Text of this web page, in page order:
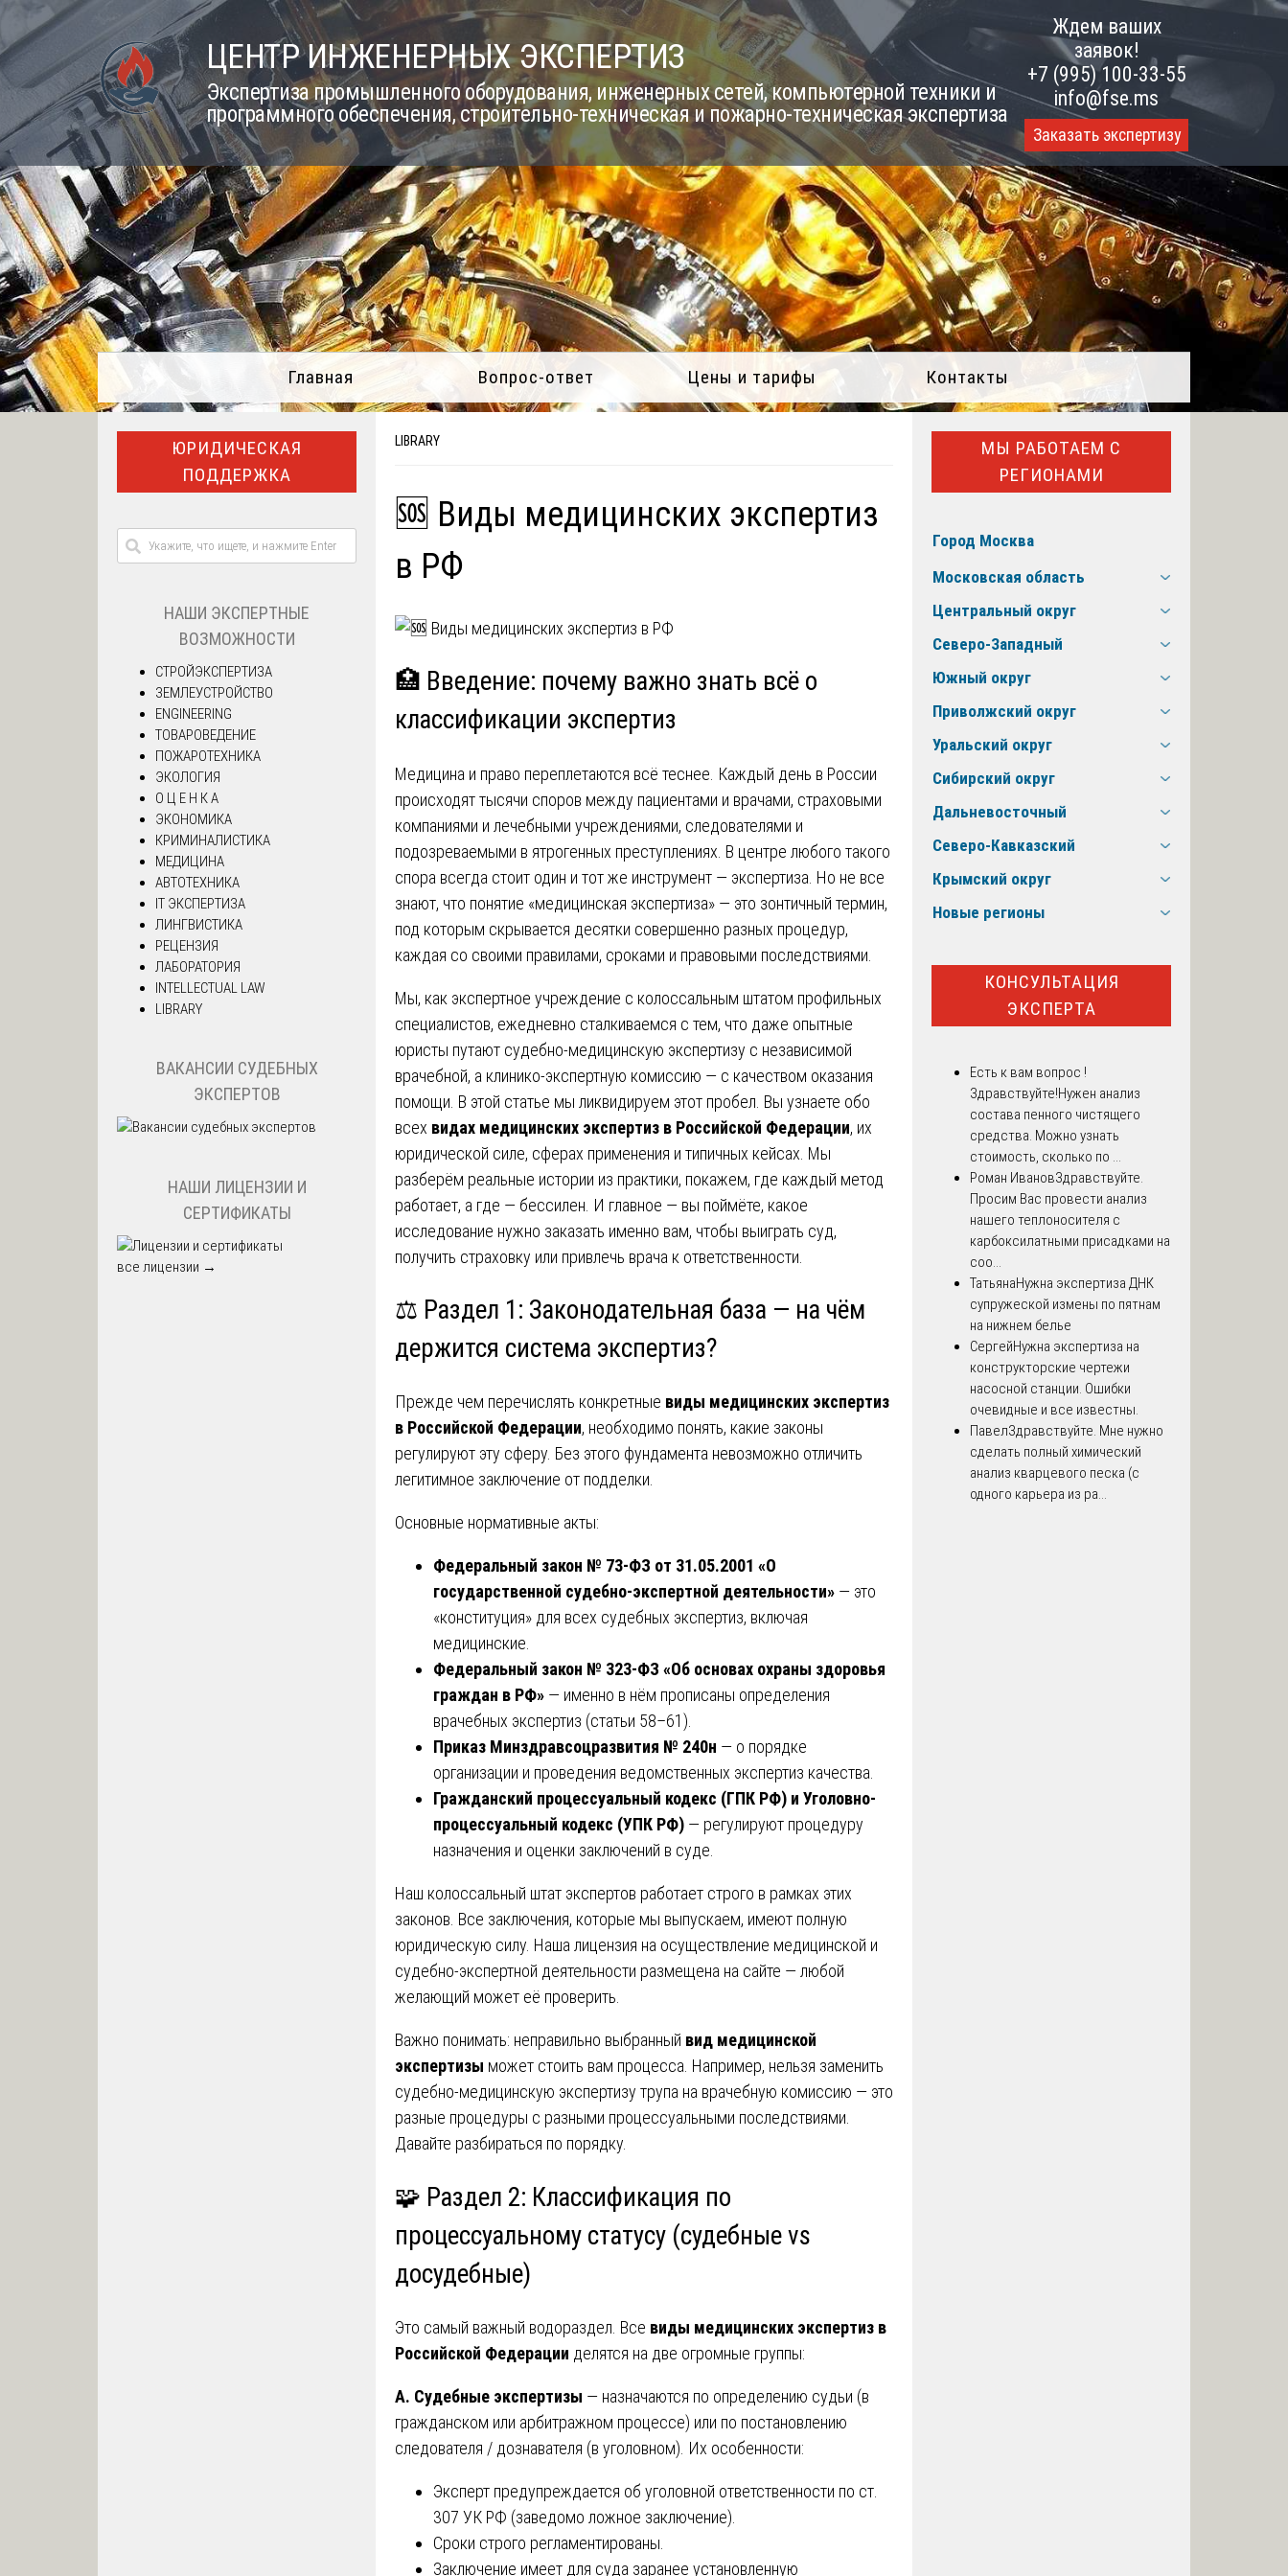
Skip
to
content
ЦЕНТР ИНЖЕНЕРНЫХ ЭКСПЕРТИЗ
Экспертиза промышленного оборудования, инженерных сетей, компьютерной техники и
программного обеспечения, строительно-техническая и пожарно-техническая экспертиза
Ждем ваших
заявок!
+7 (995) 100-33-55
info@fse.ms
Заказать экспертизу
Главная Вопрос-ответ Цены и тарифы Контакты
LIBRARY
🆘 Виды медицинских экспертиз
в РФ
🏥 Введение: почему важно знать всё о
классификации экспертиз
Медицина и право переплетаются всё теснее. Каждый день в России
происходят тысячи споров между пациентами и врачами, страховыми
компаниями и лечебными учреждениями, следователями и
подозреваемыми в ятрогенных преступлениях. В центре любого такого
спора всегда стоит один и тот же инструмент — экспертиза. Но не все
знают, что понятие «медицинская экспертиза» — это зонтичный термин,
под которым скрывается десятки совершенно разных процедур,
каждая со своими правилами, сроками и правовыми последствиями.
Мы, как экспертное учреждение с колоссальным штатом профильных
специалистов, ежедневно сталкиваемся с тем, что даже опытные
юристы путают судебно-медицинскую экспертизу с независимой
врачебной, а клинико-экспертную комиссию — с качеством оказания
помощи. В этой статье мы ликвидируем этот пробел. Вы узнаете обо
всех видах медицинских экспертиз в Российской Федерации, их
юридической силе, сферах применения и типичных кейсах. Мы
разберём реальные истории из практики, покажем, где каждый метод
работает, а где — бессилен. И главное — вы поймёте, какое
исследование нужно заказать именно вам, чтобы выиграть суд,
получить страховку или привлечь врача к ответственности.
⚖️ Раздел 1: Законодательная база — на чём
держится система экспертиз?
Прежде чем перечислять конкретные виды медицинских экспертиз
в Российской Федерации, необходимо понять, какие законы
регулируют эту сферу. Без этого фундамента невозможно отличить
легитимное заключение от подделки.
Основные нормативные акты:
Федеральный закон № 73-ФЗ от 31.05.2001 «О
государственной судебно-экспертной деятельности» — это
«конституция» для всех судебных экспертиз, включая
медицинские.
Федеральный закон № 323-ФЗ «Об основах охраны здоровья
граждан в РФ» — именно в нём прописаны определения
врачебных экспертиз (статьи 58–61).
Приказ Минздравсоцразвития № 240н — о порядке
организации и проведения ведомственных экспертиз качества.
Гражданский процессуальный кодекс (ГПК РФ) и Уголовно-
процессуальный кодекс (УПК РФ) — регулируют процедуру
назначения и оценки заключений в суде.
Наш колоссальный штат экспертов работает строго в рамках этих
законов. Все заключения, которые мы выпускаем, имеют полную
юридическую силу. Наша лицензия на осуществление медицинской и
судебно-экспертной деятельности размещена на сайте — любой
желающий может её проверить.
Важно понимать: неправильно выбранный вид медицинской
экспертизы может стоить вам процесса. Например, нельзя заменить
судебно-медицинскую экспертизу трупа на врачебную комиссию — это
разные процедуры с разными процессуальными последствиями.
Давайте разбираться по порядку.
🧩 Раздел 2: Классификация по
процессуальному статусу (судебные vs
досудебные)
Это самый важный водораздел. Все виды медицинских экспертиз в
Российской Федерации делятся на две огромные группы:
А. Судебные экспертизы — назначаются по определению судьи (в
гражданском или арбитражном процессе) или по постановлению
следователя / дознавателя (в уголовном). Их особенности:
Эксперт предупреждается об уголовной ответственности по ст.
307 УК РФ (заведомо ложное заключение).
Сроки строго регламентированы.
Заключение имеет для суда заранее установленную
ЮРИДИЧЕСКАЯ
ПОДДЕРЖКА
НАШИ ЭКСПЕРТНЫЕ
ВОЗМОЖНОСТИ
СТРОЙЭКСПЕРТИЗА
ЗЕМЛЕУСТРОЙСТВО
ENGINEERING
ТОВАРОВЕДЕНИЕ
ПОЖАРОТЕХНИКА
ЭКОЛОГИЯ
О Ц Е Н К А
ЭКОНОМИКА
КРИМИНАЛИСТИКА
МЕДИЦИНА
АВТОТЕХНИКА
IT ЭКСПЕРТИЗА
ЛИНГВИСТИКА
РЕЦЕНЗИЯ
ЛАБОРАТОРИЯ
INTELLECTUAL LAW
LIBRARY
ВАКАНСИИ СУДЕБНЫХ
ЭКСПЕРТОВ
НАШИ ЛИЦЕНЗИИ И
СЕРТИФИКАТЫ
все лицензии →
МЫ РАБОТАЕМ С
РЕГИОНАМИ
Город Москва
Московская область
Центральный округ
Северо-Западный
Южный округ
Приволжский округ
Уральский округ
Сибирский округ
Дальневосточный
Северо-Кавказский
Крымский округ
Новые регионы
КОНСУЛЬТАЦИЯ
ЭКСПЕРТА
Есть к вам вопрос !
Здравствуйте!Нужен анализ
состава пенного чистящего
средства. Можно узнать
стоимость, сколько по ...
Роман ИвановЗдравствуйте.
Просим Вас провести анализ
нашего теплоносителя с
карбоксилатными присадками на
соо...
ТатьянаНужна экспертиза ДНК
супружеской измены по пятнам
на нижнем белье
СергейНужна экспертиза на
конструкторские чертежи
насосной станции. Ошибки
очевидные и все известны.
ПавелЗдравствуйте. Мне нужно
сделать полный химический
анализ кварцевого песка (с
одного карьера из ра...